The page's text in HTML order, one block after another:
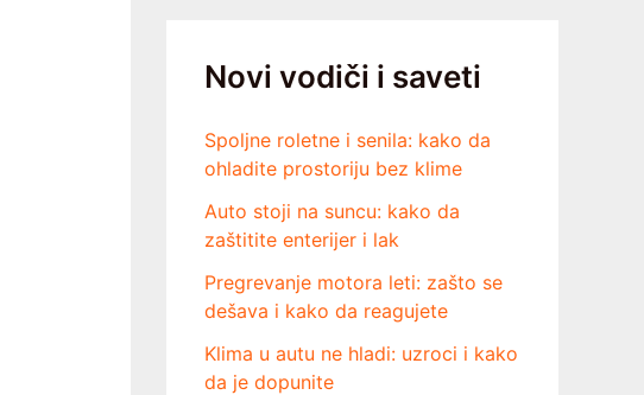
Novi vodiči i saveti
Spoljne roletne i senila: kako da
ohladite prostoriju bez klime
Auto stoji na suncu: kako da
zaštitite enterijer i lak
Pregrevanje motora leti: zašto se
dešava i kako da reagujete
Klima u autu ne hladi: uzroci i kako
da je dopunite